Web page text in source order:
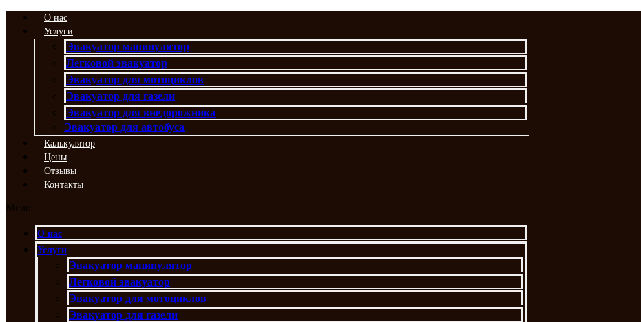
Перейти
содержимому
О нас
Услуги
Эвакуатор манипулятор
Легковой эвакуатор
Эвакуатор для мотоциклов
Эвакуатор для газели
Эвакуатор для внедорожника
Эвакуатор для автобуса
Калькулятор
Цены
Отзывы
Контакты
Menu
О нас
Услуги
Эвакуатор манипулятор
Легковой эвакуатор
Эвакуатор для мотоциклов
Эвакуатор для газели